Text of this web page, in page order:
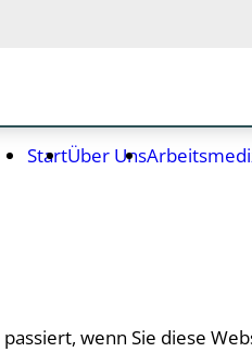
StartÜber Uns
wenn Sie diese